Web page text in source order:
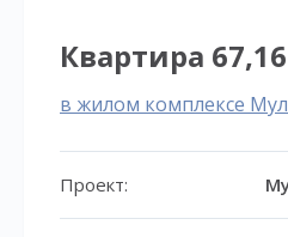
Квартира
в жилом комплексе
Проект: